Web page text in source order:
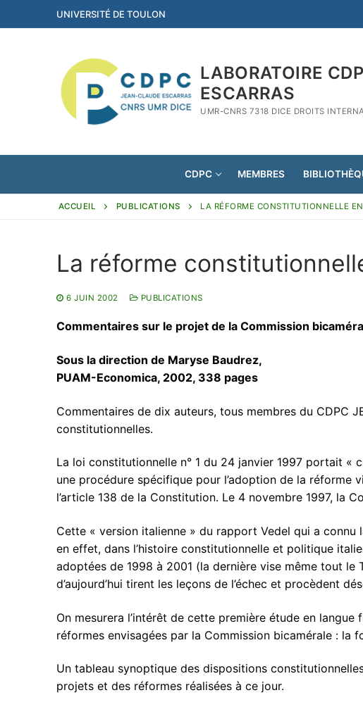
au
UNIVERSITÉ DE TOULON
LABORATOIRE
ESCARRAS
UMR-CNRS 7318 DICE DROITS
CDPC MEMBRES
:
CDPC
Cahiers du CDPC
Publications
Thèses en cours
Thèses soutenues
Masters
Actualités
ACCUEIL PUBLICATIONS LA RÉFORME CONSTITUTIONNELLE
La réforme
6 JUIN 2002 PUBLICATIONS
Commentaires sur le projet de la Commission
Sous la direction de Maryse Baudrez,
PUAM-Economica, 2002, 338 pages
Commentaires de dix auteurs, tous membres du CDPC
constitutionnelles.
La loi constitutionnelle n° 1 du 24 janvier 1997 portait «
une procédure spécifique pour l’adoption de la réforme
l’article 138 de la Constitution. Le 4 novembre 1997, la
Cette « version italienne » du rapport Vedel qui a
en effet, dans l’histoire constitutionnelle et politique
adoptées de 1998 à 2001 (la dernière vise même tout
d’aujourd’hui tirent les leçons de l’échec et procèdent
On mesurera l’intérêt de cette première étude en
réformes envisagées par la Commission bicamérale : la
Un tableau synoptique des dispositions
projets et des réformes réalisées à ce jour.